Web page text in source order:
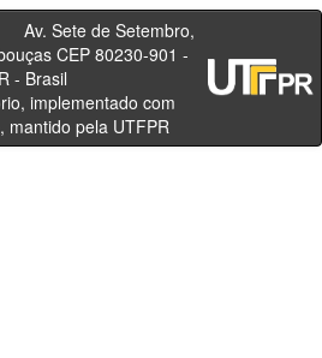
de Setembro,
CEP 80230-901 -
- PR - Brasil
implementado com
mantido pela UTFPR